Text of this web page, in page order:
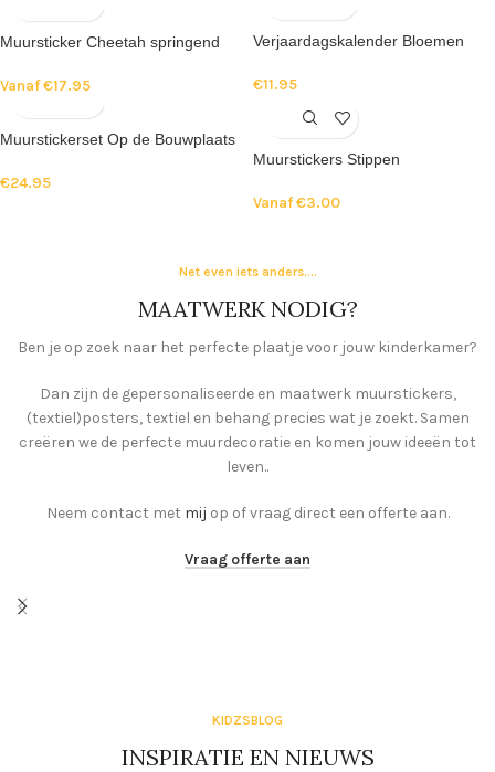
Muursticker Cheetah springend
Vanaf€17.95
Verjaardagskalender Bloemen
€11.95
Muurstickerset Op de Bouwplaats
€24.95
Muurstickers Stippen
Vanaf€3.00
Net even iets anders....
MAATWERK NODIG?
Ben je op zoek naar het perfecte plaatje voor jouw kinderkamer?
Dan zijn de gepersonaliseerde en maatwerk muurstickers,
(textiel)posters, textiel en behang precies wat je zoekt. Samen
creëren we de perfecte muurdecoratie en komen jouw ideeën tot
leven..
Neem contact met mij op of vraag direct een offerte aan.
Vraag offerte aan
KIDZSBLOG
INSPIRATIE EN NIEUWS